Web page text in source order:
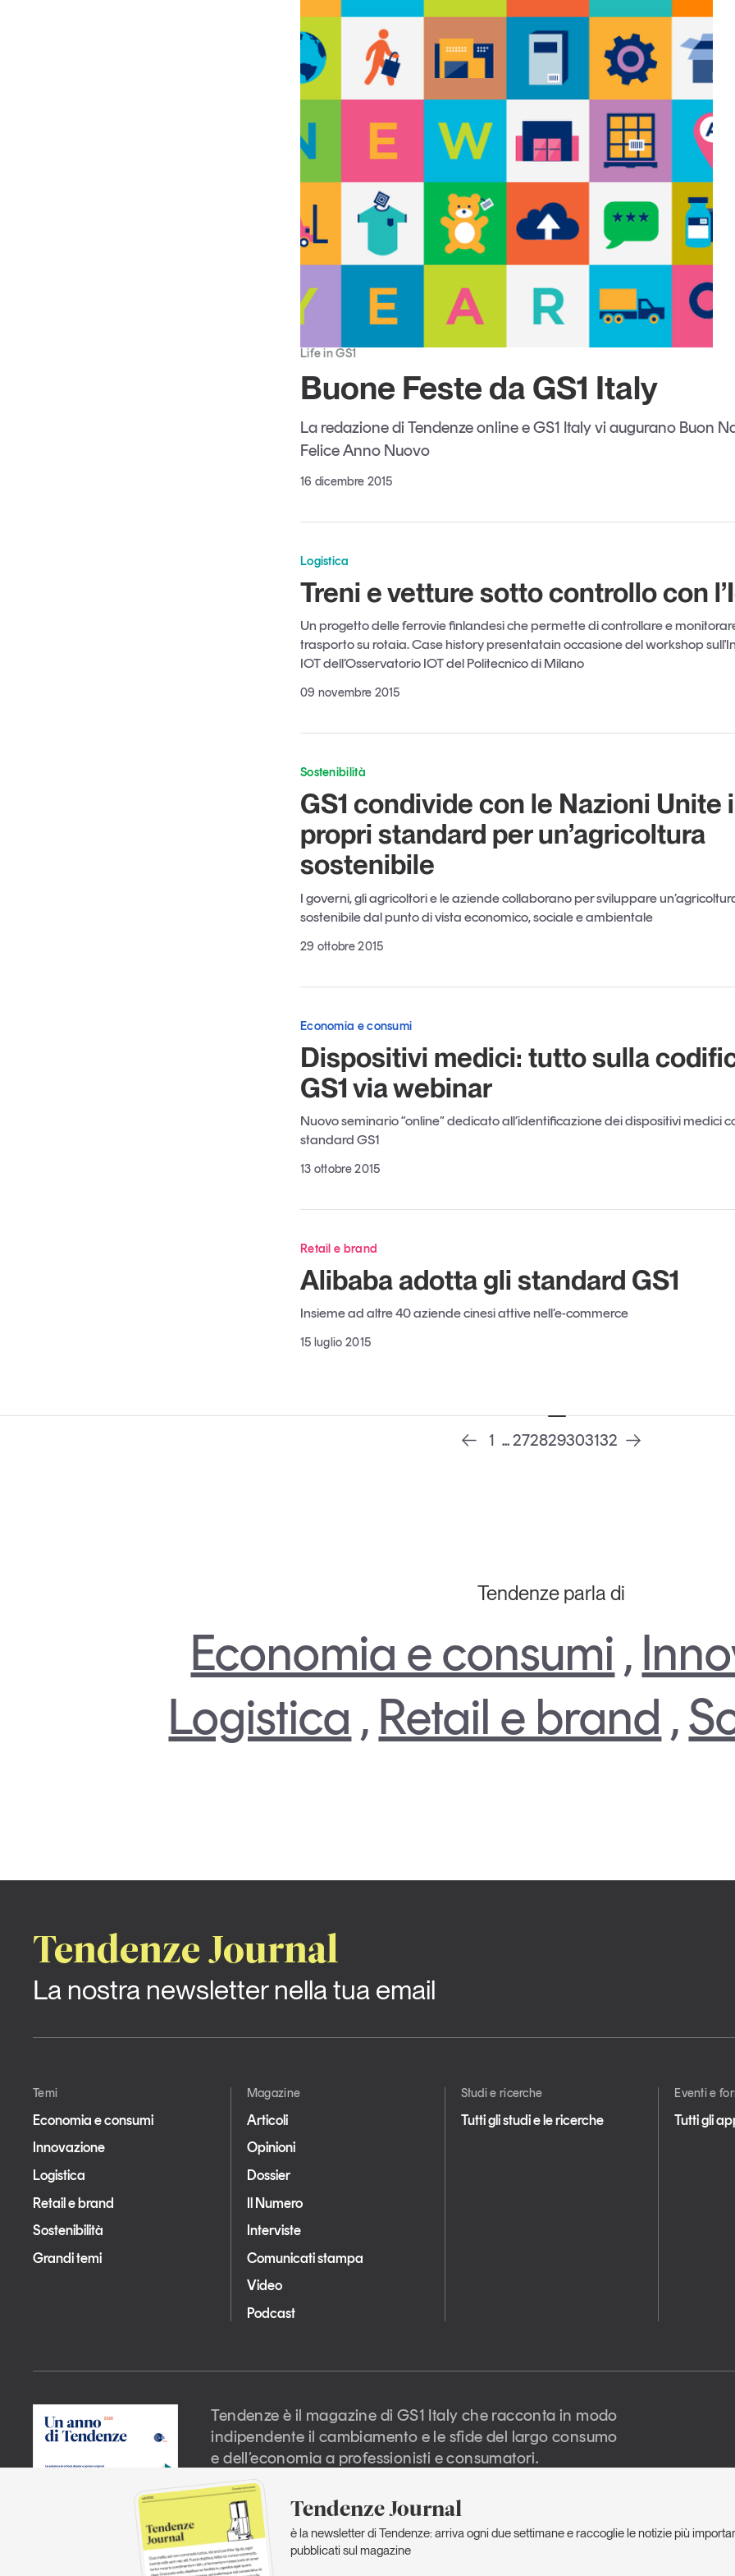
Eventi e formazione
Tutti gli
appuntamenti
Chi siamo
Newsletter
Contatti
Tendenze è il magazine di GS1 Italy che racconta in modo
indipendente il cambiamento e le sfide del largo consumo e
dell’economia a professionisti e consumatori
Tendenze GS1 Italy
Life in GS1
Buone Feste da GS1 Italy
La redazione di Tendenze online e GS1 Italy vi augurano Buon
Felice Anno Nuovo
16 dicembre 2015
Logistica
Treni e vetture sotto controllo con
Un progetto delle ferrovie finlandesi che permette di controllare e
trasporto su rotaia. Case history presentatain occasione del workshop
IOT dell’Osservatorio IOT del Politecnico di Milano
09 novembre 2015
Sostenibilità
GS1 condivide con le Nazioni Unite i
propri standard per un’agricoltura
sostenibile
I governi, gli agricoltori e le aziende collaborano per sviluppare
sostenibile dal punto di vista economico, sociale e ambientale
29 ottobre 2015
Economia e consumi
Dispositivi medici: tutto sulla
GS1 via webinar
Nuovo seminario “online” dedicato all’identificazione dei dispositivi medici
standard GS1
13 ottobre 2015
Retail e brand
Alibaba adotta gli standard GS1
Insieme ad altre 40 aziende cinesi attive nell’e-commerce
15 luglio 2015
1 ...272829303132
Tendenze parla di
Economia e consumi ,
Logistica , Retail e brand ,
Tendenze Journal
è la newsletter di Tendenze: arriva ogni due settimane e raccoglie le notizie più
pubblicati sul magazine
Tendenze Journal
La nostra newsletter nella tua email
Temi
Economia e consumi
Innovazione
Logistica
Retail e brand
Sostenibilità
Grandi temi
Magazine
Articoli
Opinioni
Dossier
Il Numero
Interviste
Comunicati stampa
Video
Podcast
Studi e ricerche
Tutti gli studi e le ricerche
Eventi e
Tutti gli
Tendenze è il magazine di GS1 Italy che racconta in modo
indipendente il cambiamento e le sfide del largo consumo
e dell’economia a professionisti e consumatori.
Copyright 2026 © GS1 Italy. Tutti i diritti riservati -
C.F. 80140330152
Privacy
Informativa